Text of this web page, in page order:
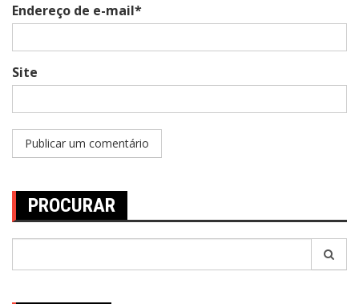
Endereço de e-mail*
Site
PROCURAR